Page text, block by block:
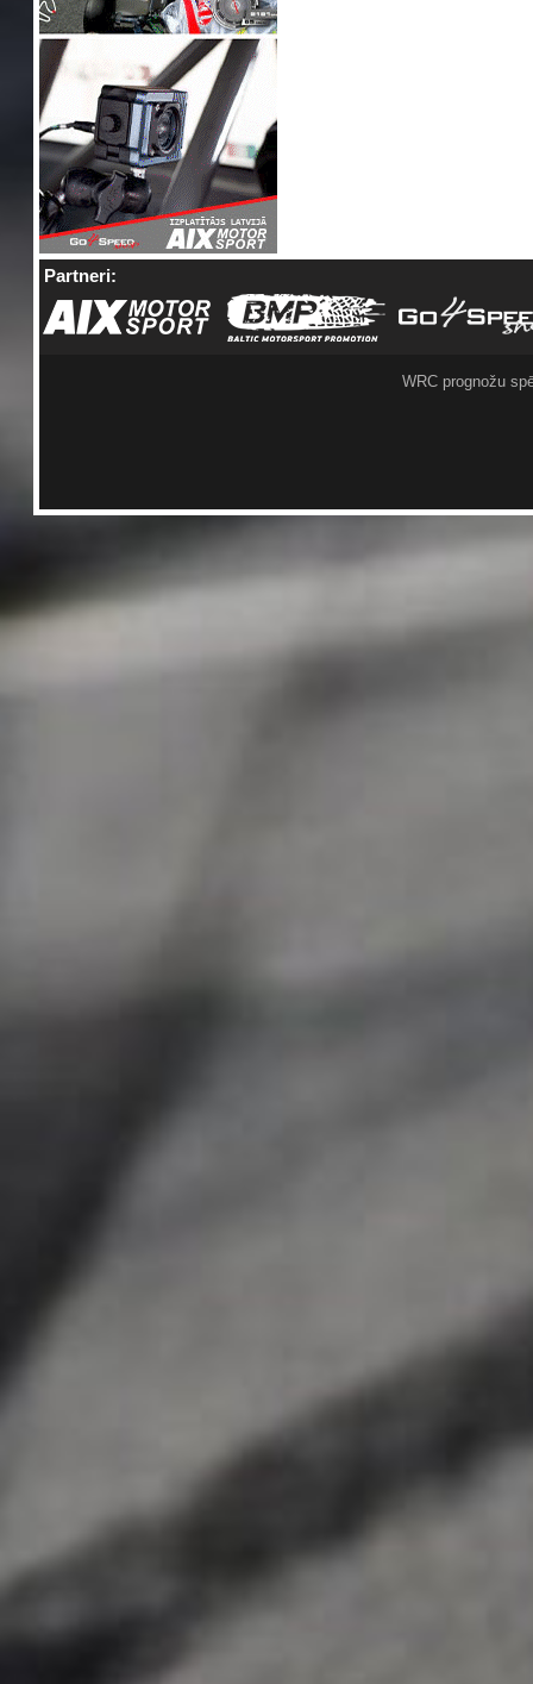
Partneri:
WRC prognožu